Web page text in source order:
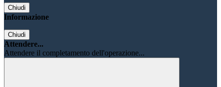
Chiudi
Informazione
Chiudi
Attendere...
Attendere il completamento dell'operazione...